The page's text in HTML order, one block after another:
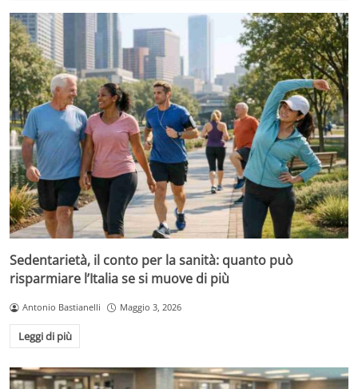
Sedentarietà, il conto per la sanità: quanto può
risparmiare l’Italia se si muove di più
Antonio Bastianelli Maggio 3, 2026
Leggi di più